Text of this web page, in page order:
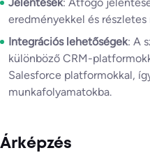
eredményekkel és részletes
Integrációs lehetőségek: A
különböző CRM-
Salesforce platformokkal,
munkafolyamatokba.
Árképzés